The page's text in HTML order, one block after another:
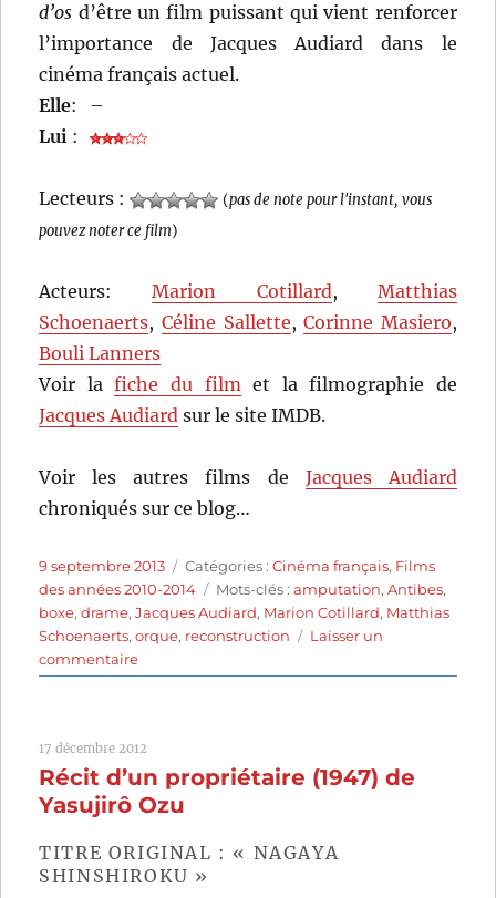
d’os d’être un film puissant qui vient renforcer
l’importance de Jacques Audiard dans le
cinéma français actuel.
Elle:
–
Lui :
Lecteurs : (pas de note pour l'instant, vous
pouvez noter ce film)
Acteurs:Marion Cotillard, Matthias
Schoenaerts, Céline Sallette,Corinne Masiero,
Bouli Lanners
Voir lafiche du filmet la filmographie de
Jacques Audiard sur le site IMDB.
Voir les autres films de Jacques Audiard
chroniqués sur ce blog…
Publié
le
9 septembre 2013 Catégories
Catégories :Cinéma français, Films
des années 2010-2014
Étiquettes
Mots-clés :amputation,Antibes,
boxe,drame,Jacques Audiard, Marion Cotillard, Matthias
Schoenaerts,orque, reconstruction
Laisser un
commentairesur
De
d’os
(2012)
de
Audiard
17 décembre 2012
Récit d’un propriétaire (1947) de
Yasujirô Ozu
TITRE ORIGINAL : « NAGAYA
SHINSHIROKU »